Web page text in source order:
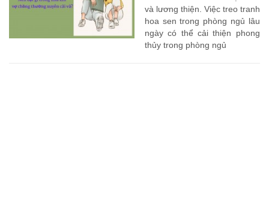
và lương thiện. Việc treo tranh
hoa sen trong phòng ngủ lâu
ngày có thể cải thiện phong
thủy trong phòng ngủ